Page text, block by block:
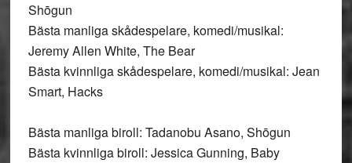
Shōgun
Bästa manliga skådespelare, komedi/musikal:
Jeremy Allen White, The Bear
Bästa kvinnliga skådespelare, komedi/musikal: Jean
Smart, Hacks
Bästa manliga biroll: Tadanobu Asano, Shōgun
Bästa kvinnliga biroll: Jessica Gunning, Baby